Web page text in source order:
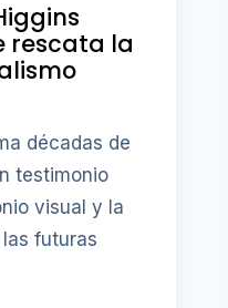
rescata la
décadas de
testimonio
visual y la
futuras